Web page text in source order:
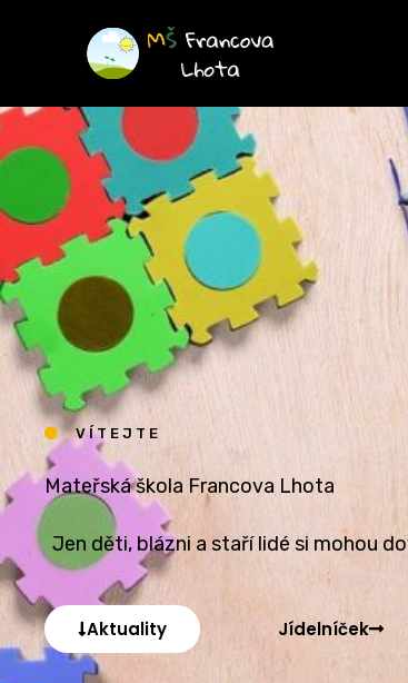
VÍTEJTE
Mateřská škola Francova Lhota
Jen děti, blázni a staří lidé si mohou
Aktuality Jídelníček